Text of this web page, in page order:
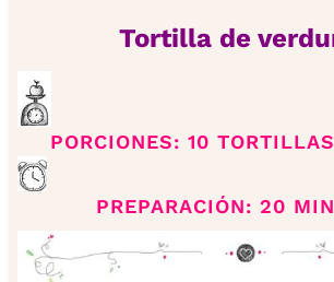
Tortilla de
PORCIONES: 10
PREPARACIÓN: 20